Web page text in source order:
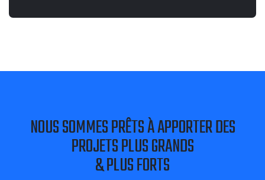
NOUS SOMMES PRÊTS À APPORTER DES
PROJETS PLUS GRANDS
& PLUS FORTS